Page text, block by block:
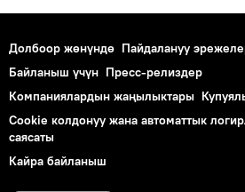
Долбоор жөнүндө Пайдалануу
Байланыш үчүн Пресс-релиздер
Компаниялардын жаңылыктары
Cookie колдонуу жана автоматтык
саясаты
Кайра байланыш